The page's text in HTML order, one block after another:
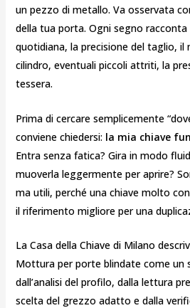
un pezzo di metallo. Va osservata
della tua porta. Ogni segno racconta
quotidiana, la precisione del taglio, il
cilindro, eventuali piccoli attriti, la
tessera.
Prima di cercare semplicemente
conviene chiedersi: la mia chiave
Entra senza fatica? Gira in modo
muoverla leggermente per aprire?
ma utili, perché una chiave molto
il riferimento migliore per una
La Casa della Chiave di Milano
Mottura per porte blindate come un
dall’analisi del profilo, dalla lettura
scelta del grezzo adatto e dalla